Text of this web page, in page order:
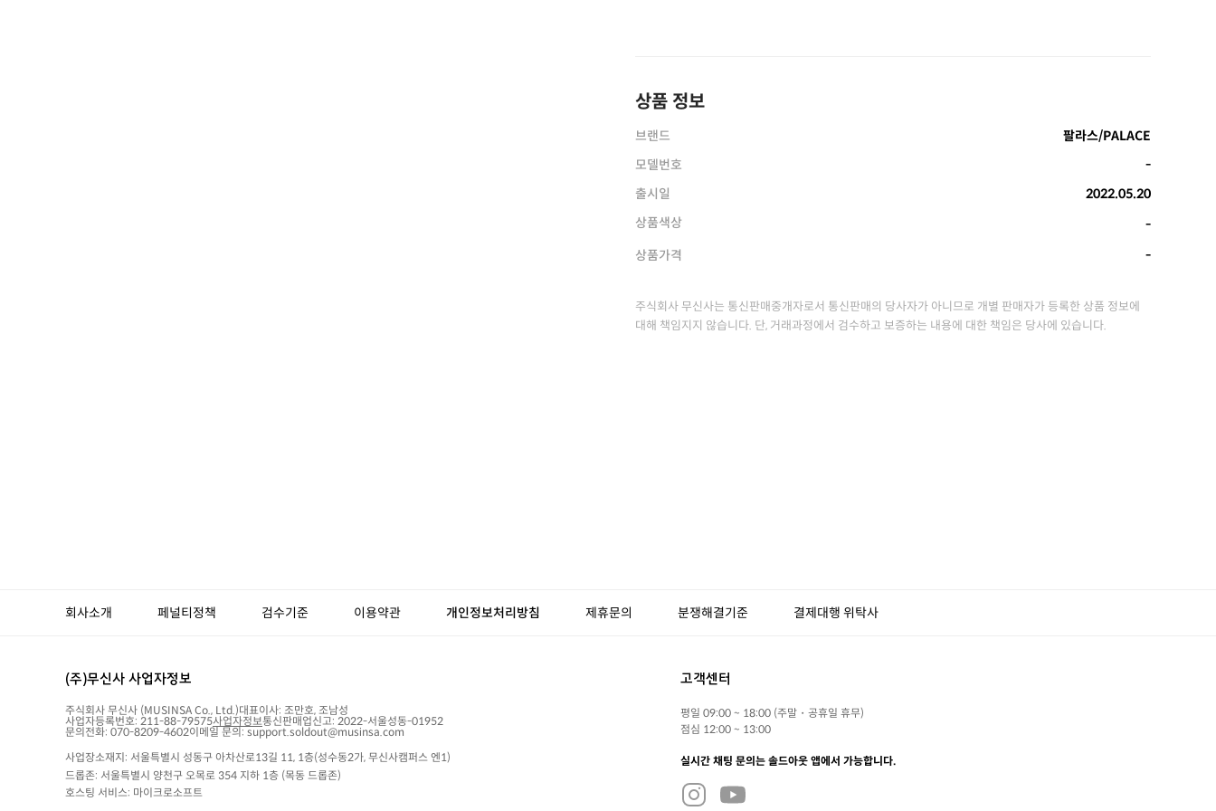
상품 정보
브랜드
팔라스/PALACE
모델번호
-
출시일
2022.05.20
상품색상
-
상품가격
-
주식회사 무신사는 통신판매중개자로서 통신판매의 당사자가 아니므로 개별 판매자가 등록한 상품 정보에
대해 책임지지 않습니다. 단, 거래과정에서 검수하고 보증하는 내용에 대한 책임은 당사에 있습니다.
회사소개 페널티정책 검수기준 이용약관 개인정보처리방침 제휴문의 분쟁해결기준 결제대행 위탁사
(주)무신사 사업자정보
주식회사 무신사 (MUSINSA Co., Ltd.)대표이사: 조만호, 조남성
사업자등록번호: 211-88-79575사업자정보통신판매업신고: 2022-서울성동-01952
문의전화: 070-8209-4602이메일 문의: support.soldout@musinsa.com
사업장소재지: 서울특별시 성동구 아차산로13길 11, 1층(성수동2가, 무신사캠퍼스 엔1)
드롭존: 서울특별시 양천구 오목로 354 지하 1층 (목동 드롭존)
호스팅 서비스: 마이크로소프트
고객센터
평일 09:00 ~ 18:00 (주말・공휴일 휴무)
점심 12:00 ~ 13:00
실시간 채팅 문의는 솔드아웃 앱에서 가능합니다.